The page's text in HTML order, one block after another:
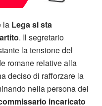
la Lega si sta
. Il segretario
la tensione del
romane relative alla
deciso di rafforzare la
nella persona del
incaricato